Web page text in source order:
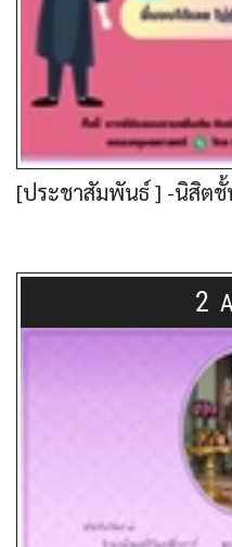
[ประชาสัมพันธ์ ] -นิสิต
2